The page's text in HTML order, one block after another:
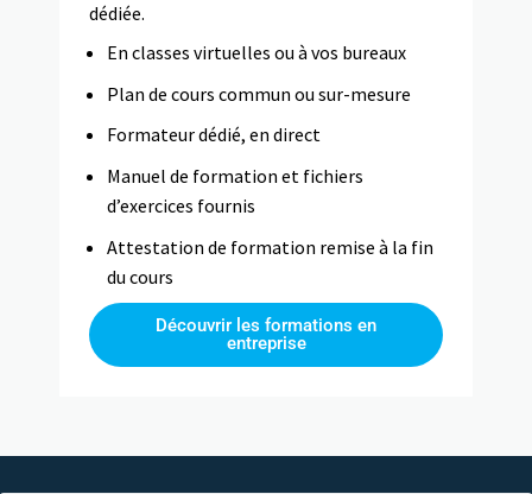
dédiée.
En classes virtuelles ou à vos bureaux
Plan de cours commun ou sur-mesure
Formateur dédié, en direct
Manuel de formation et fichiers
d’exercices fournis
Attestation de formation remise à la fin
du cours
Découvrir les formations en
entreprise